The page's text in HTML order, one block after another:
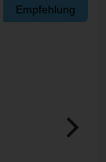
Empfehlung